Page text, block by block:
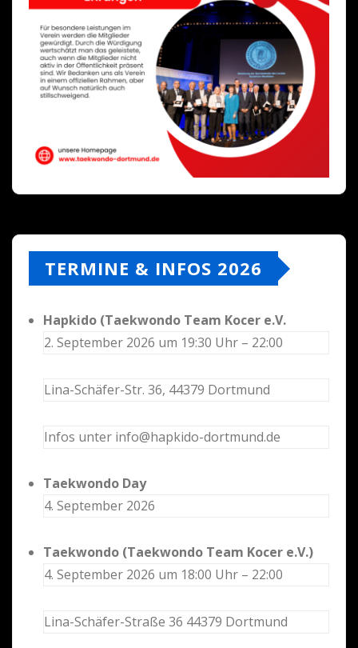
TERMINE & INFOS 2026
Hapkido (Taekwondo Team Kocer e.V.
2. September 2026 um 19:30 Uhr – 22:00
Lina-Schäfer-Str. 36, 44379 Dortmund
Infos unter info@hapkido-dortmund.de
Taekwondo Day
4. September 2026
Taekwondo (Taekwondo Team Kocer e.V.)
4. September 2026 um 18:00 Uhr – 22:00
Lina-Schäfer-Straße 36 44379 Dortmund